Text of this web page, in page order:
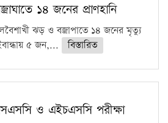
১৪ জনের প্রাণহানি
ঝড় ও বজ্রাপাতে ১৪ জনের মৃত্যু
৫ জন,...
বিস্তারিত
ও এইচএসসি পরীক্ষা